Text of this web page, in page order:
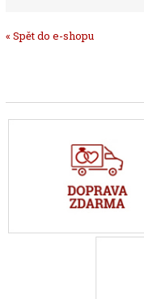
« Spět do e-shopu